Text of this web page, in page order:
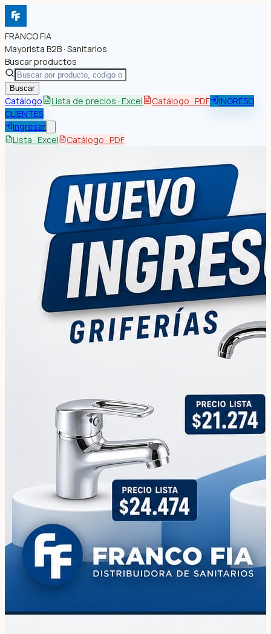
FRANCO FIA
Mayorista B2B · Sanitarios
Buscar productos
Buscar
Catálogo Lista de precios · Excel Catálogo · PDF
INGRESO
CLIENTES
Ingresar
Lista · Excel
Catálogo · PDF